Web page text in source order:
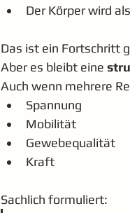
Der Körper wird
Das ist ein Fortschritt
Aber es bleibt eine
Auch wenn mehrere
Spannung
Mobilität
Gewebequalität
Kraft
Sachlich formuliert: